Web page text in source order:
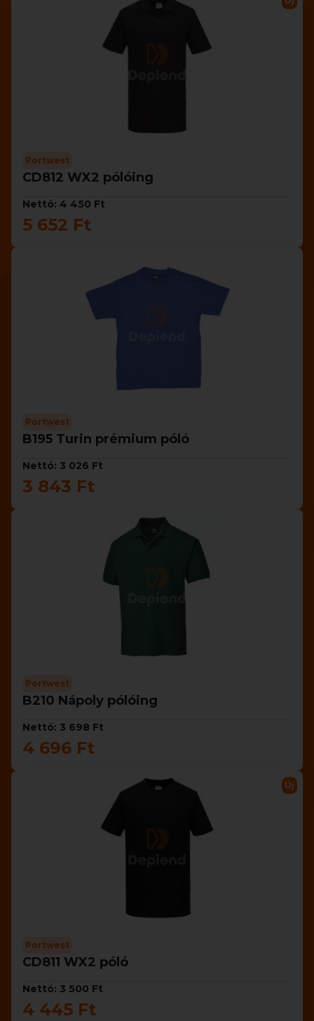
Portwest
CD812 WX2 pólóing
Nettó: 4 450 Ft
5 652 Ft
Portwest
B195 Turin prémium póló
Nettó: 3 026 Ft
3 843 Ft
Portwest
B210 Nápoly pólóing
Nettó: 3 698 Ft
4 696 Ft
Új
Portwest
CD811 WX2 póló
Nettó: 3 500 Ft
4 445 Ft